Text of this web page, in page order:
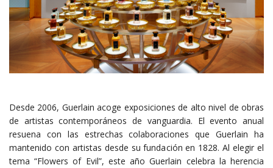
Desde 2006, Guerlain acoge exposiciones de alto nivel de obras
de artistas contemporáneos de vanguardia. El evento anual
resuena con las estrechas colaboraciones que Guerlain ha
mantenido con artistas desde su fundación en 1828. Al elegir el
tema “Flowers of Evil”, este año Guerlain celebra la herencia